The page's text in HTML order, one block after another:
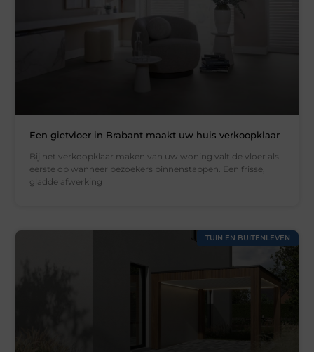
Een gietvloer in Brabant maakt uw huis verkoopklaar
Bij het verkoopklaar maken van uw woning valt de vloer als
eerste op wanneer bezoekers binnenstappen. Een frisse,
gladde afwerking
TUIN EN BUITENLEVEN